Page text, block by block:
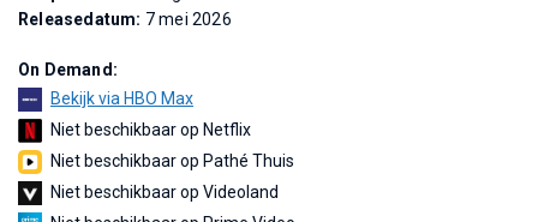
Releasedatum: 7 mei 2026
On Demand:
Bekijk via HBO Max
Niet beschikbaar op Netflix
Niet beschikbaar op Pathé Thuis
Niet beschikbaar op Videoland